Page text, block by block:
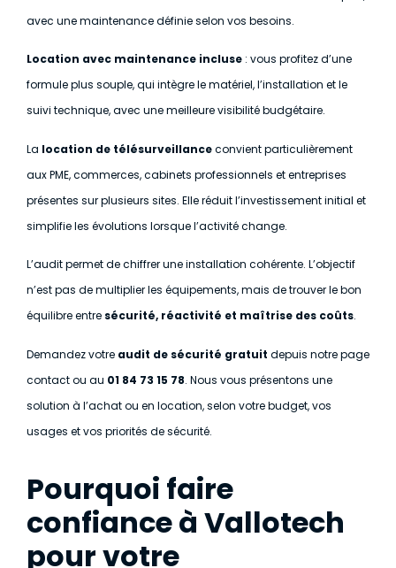
avec une maintenance définie selon vos besoins.
Location avec maintenance incluse : vous profitez d’une
formule plus souple, qui intègre le matériel, l’installation et le
suivi technique, avec une meilleure visibilité budgétaire.
La location de télésurveillanceconvient particulièrement
aux PME, commerces, cabinets professionnels et entreprises
présentes sur plusieurs sites. Elle réduit l’investissement initial et
simplifie les évolutions lorsque l’activité change.
L’audit permet de chiffrer une installation cohérente. L’objectif
n’est pas de multiplier les équipements, mais de trouver le bon
équilibre entre sécurité, réactivité et maîtrise des coûts.
Demandez votre audit de sécurité gratuit depuis notre page
contact ou au 01 84 73 15 78. Nous vous présentons une
solution à l’achat ou en location, selon votre budget, vos
usages et vos priorités de sécurité.
Pourquoi faire
confiance à Vallotech
pour votre